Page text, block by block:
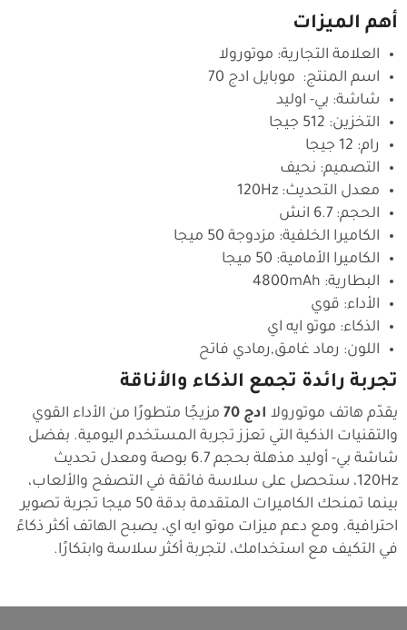
أهم الميزات
العلامة التجارية: موتورولا
اسم المنتج: موبايل ادج 70
شاشة: بي- اوليد
التخزين: 512 جيجا
رام: 12 جيجا
التصميم: نحيف
معدل التحديث: 120Hz
الحجم: 6.7 انش
الكاميرا الخلفية: مزدوجة 50 ميجا
الكاميرا الأمامية: 50 ميجا
البطارية: 4800mAh
الأداء: قوي
الذكاء: موتو ايه اي
اللون: رماد غامق,رمادي فاتح
تجربة رائدة تجمع الذكاء والأناقة
يقدّم هاتف موتورولا ادج 70
مزيجًا متطورًا من الأداء القوي
والتقنيات الذكية التي تعزز تجربة المستخدم اليومية. بفضل
شاشة بي- أوليد مذهلة بحجم 6.7 بوصة ومعدل تحديث
120Hz، ستحصل على سلاسة فائقة في التصفح والألعاب،
بينما تمنحك الكاميرات المتقدمة بدقة 50 ميجا تجربة تصوير
احترافية. ومع دعم ميزات موتو ايه اي، يصبح الهاتف أكثر ذكاءً
في التكيف مع استخدامك، لتجربة أكثر سلاسة وابتكارًا.